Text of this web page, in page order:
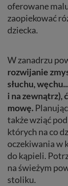
oferowane
zaopiekować
dziecka.
W zanadrzu
rozwijanie
słuchu,
i na zewnątrz),
mowę.
także wziąć
których na co
oczekiwania w
do kąpieli.
na świeżym
stoliku.